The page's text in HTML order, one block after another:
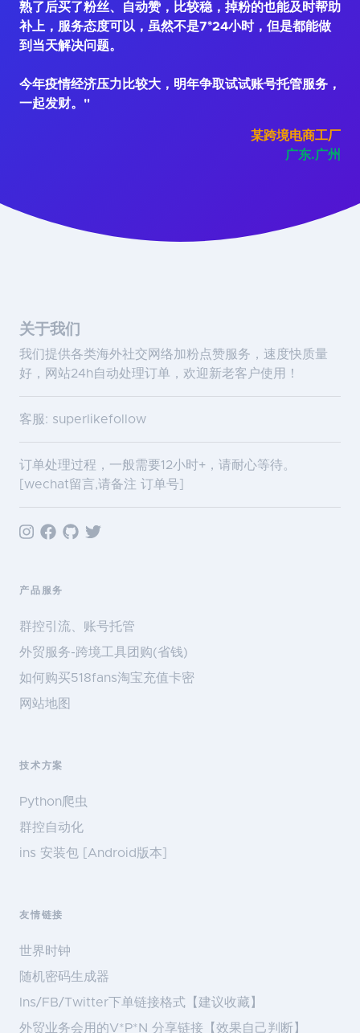
熟了后买了粉丝、自动赞，比较稳，掉粉的也能及时帮助
补上，服务态度可以，虽然不是7*24小时，但是都能做
到当天解决问题。
今年疫情经济压力比较大，明年争取试试账号托管服务，
一起发财。"
某跨境电商工厂
广东.广州
关于我们
我们提供各类海外社交网络加粉点赞服务，速度快质量
好，网站24h自动处理订单，欢迎新老客户使用！
客服: superlikefollow
订单处理过程，一般需要12小时+，请耐心等待。
[wechat留言,请备注 订单号]
产品服务
群控引流、账号托管
外贸服务-跨境工具团购(省钱)
如何购买518fans淘宝充值卡密
网站地图
技术方案
Python爬虫
群控自动化
ins 安装包 [Android版本]
友情链接
世界时钟
随机密码生成器
Ins/FB/Twitter下单链接格式【建议收藏】
外贸业务会用的V*P*N 分享链接【效果自己判断】